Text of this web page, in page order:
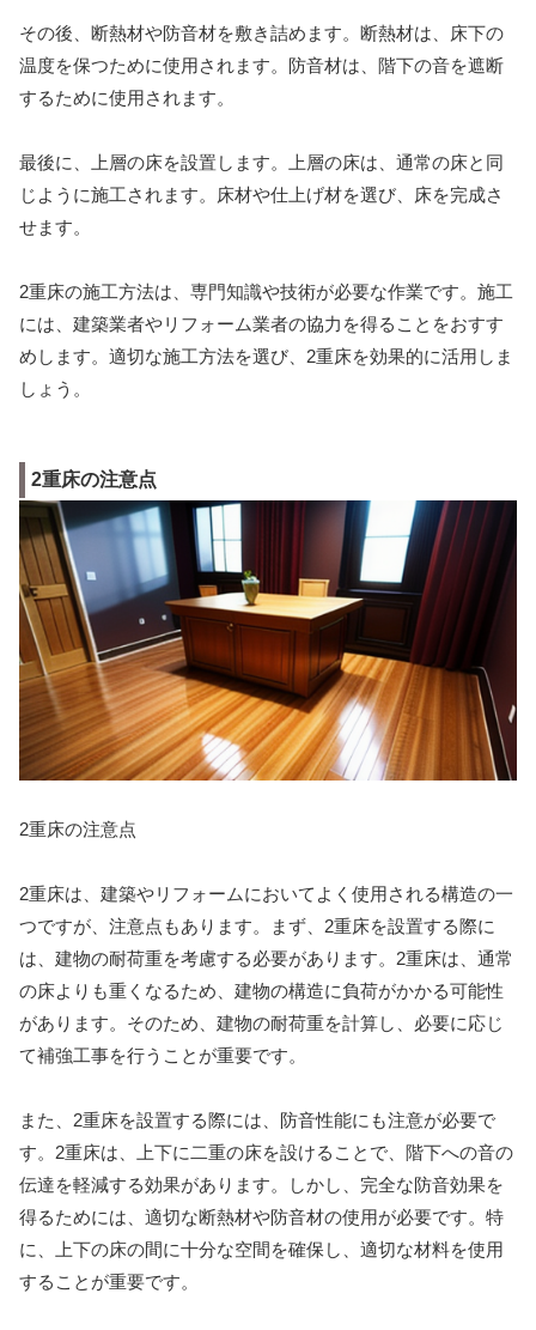
その後、断熱材や防音材を敷き詰めます。断熱材は、床下の
温度を保つために使用されます。防音材は、階下の音を遮断
するために使用されます。
最後に、上層の床を設置します。上層の床は、通常の床と同
じように施工されます。床材や仕上げ材を選び、床を完成さ
せます。
2重床の施工方法は、専門知識や技術が必要な作業です。施工
には、建築業者やリフォーム業者の協力を得ることをおすす
めします。適切な施工方法を選び、2重床を効果的に活用しま
しょう。
2重床の注意点
2重床の注意点
2重床は、建築やリフォームにおいてよく使用される構造の一
つですが、注意点もあります。まず、2重床を設置する際に
は、建物の耐荷重を考慮する必要があります。2重床は、通常
の床よりも重くなるため、建物の構造に負荷がかかる可能性
があります。そのため、建物の耐荷重を計算し、必要に応じ
て補強工事を行うことが重要です。
また、2重床を設置する際には、防音性能にも注意が必要で
す。2重床は、上下に二重の床を設けることで、階下への音の
伝達を軽減する効果があります。しかし、完全な防音効果を
得るためには、適切な断熱材や防音材の使用が必要です。特
に、上下の床の間に十分な空間を確保し、適切な材料を使用
することが重要です。